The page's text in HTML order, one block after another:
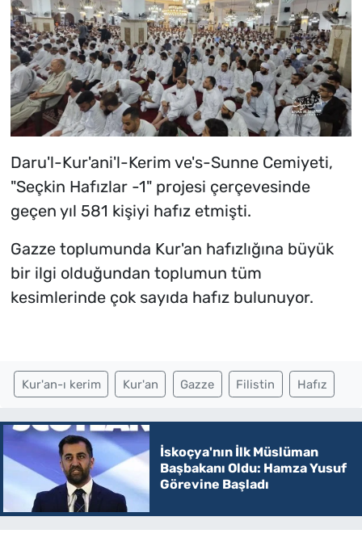
Daru'l-Kur'ani'l-Kerim ve's-Sunne Cemiyeti,
"Seçkin Hafızlar -1" projesi çerçevesinde
geçen yıl 581 kişiyi hafız etmişti.
Gazze toplumunda Kur'an hafızlığına büyük
bir ilgi olduğundan toplumun tüm
kesimlerinde çok sayıda hafız bulunuyor.
Kur'an-ı kerim Kur'an Gazze Filistin Hafız
İskoçya'nın İlk Müslüman
Başbakanı Oldu: Hamza Yusuf
Görevine Başladı